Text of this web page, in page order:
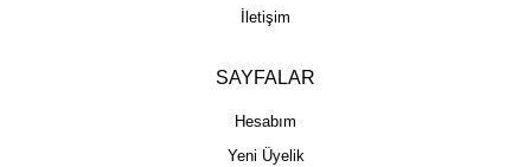
İletişim
SAYFALAR
Hesabım
Yeni Üyelik